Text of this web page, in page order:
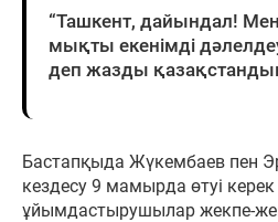
“Ташкент, дайындал! Мен
мықты екенімді
деп жазды
Бастапқыда Жүкембаев пен
кездесу 9 мамырда өтуі керек
ұйымдастырушылар жекпе-жек